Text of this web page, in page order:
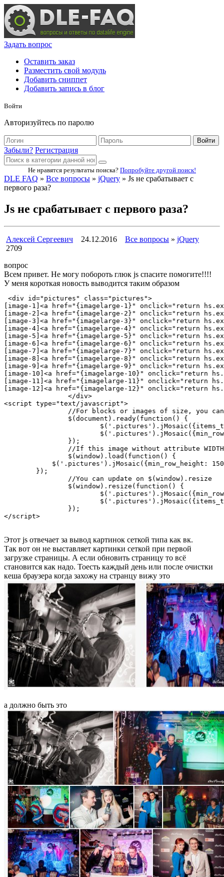
Задать вопрос
Оставить заказ
Разместить свой модуль
Добавить сниппет
Добавить запись в блог
Войти
Авторизуйтесь по паролю
Войти
Забыли? Регистрация
Не нравятся результаты поиска? Попробуйте другой поиск!
DLE FAQ » Все вопросы » jQuery » Js не срабатывает с
первого раза?
Js не срабатывает с первого раза?
Алексей Сергеевич 24.12.2016 Все вопросы » jQuery
2709
вопрос
Всем привет. Не могу побороть глюк js спасите помогите!!!!
У меня короткая новость выводится таким образом
<div id="pictures" class="pictures">
[image-1]<a href="{imagelarge-1}" onclick="return
[image-2]<a href="{imagelarge-2}" onclick="return
[image-3]<a href="{imagelarge-3}" onclick="return
[image-4]<a href="{imagelarge-4}" onclick="return
[image-5]<a href="{imagelarge-5}" onclick="return
[image-6]<a href="{imagelarge-6}" onclick="return
[image-7]<a href="{imagelarge-7}" onclick="return
[image-8]<a href="{imagelarge-8}" onclick="return
[image-9]<a href="{imagelarge-9}" onclick="return
[image-10]<a href="{imagelarge-10}"
[image-11]<a href="{imagelarge-11}"
[image-12]<a href="{imagelarge-12}"
                </div>
<script type="text/javascript">
$('.pictures').jMosaic({min_row_height:
        });
Этот js отвечает за вывод картинок сеткой типа как вк.
Так вот он не выставляет картинки сеткой при первой
загрузке страницы. А если обновить страницу то всё
становится как надо. Тоесть каждый день или после очистки
кеша браузера когда захожу на странцу вижу это
а должно быть это